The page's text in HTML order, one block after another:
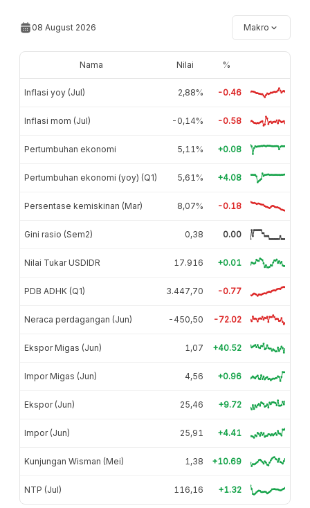
08 August 2026 Makro
Nama Nilai %
Inflasi yoy (Jul) 2,88% -0.46
Inflasi mom (Jul) -0,14% -0.58
Pertumbuhan ekonomi 5,11% +0.08
Pertumbuhan ekonomi (yoy) (Q1) 5,61% +4.08
Persentase kemiskinan (Mar) 8,07% -0.18
Gini rasio (Sem2) 0,38 0.00
Nilai Tukar USDIDR 17.916 +0.01
PDB ADHK (Q1) 3.447,70 -0.77
Neraca perdagangan (Jun) -450,50 -72.02
Ekspor Migas (Jun) 1,07 +40.52
Impor Migas (Jun) 4,56 +0.96
Ekspor (Jun) 25,46 +9.72
Impor (Jun) 25,91 +4.41
Kunjungan Wisman (Mei) 1,38 +10.69
NTP (Jul) 116,16 +1.32